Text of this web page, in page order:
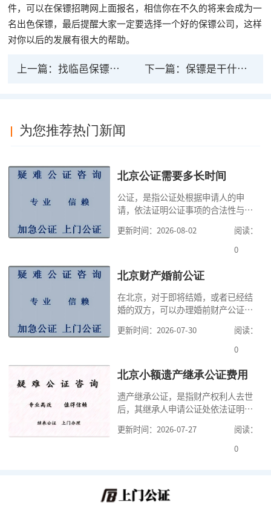
件，可以在保镖招聘网上面报名，相信你在不久的将来会成为一
名出色保镖，最后提醒大家一定要选择一个好的保镖公司，这样
对你以后的发展有很大的帮助。
上一篇：找临邑保镖公司要注意什么？怎么选择私人保镖 下一篇： 保镖是干什么的？微山保镖公司保镖的职业素养
为您推荐热门新闻
北京公证需要多长时间
公证，是指公证处根据申请人的申
请，依法证明公证事项的合法性与真
高公证事项的效力，固定证据，但是
很多人不知道在北京办理公证需要多
家，办理公证的时候除了需要按照公
道北京公证需要什么材料,北京公证需
要多少钱？北京公
更新时间：2026-08-02
阅读：
0
北京财产婚前公证
在北京，对于即将结婚，或者已经结
婚的双方，可以办理婚前财产公证，
式，可以避免个人财产引发的纠纷，
但是，在北京办理婚前财产公证，除
料外，公证咨询告诉大家，我们有必
京婚前财产公证机构？了解这些不仅
有利于我们根
更新时间：2026-07-30
阅读：
0
北京小额遗产继承公证费用
遗产继承公证，是指财产权利人去世
后，其继承人申请公证处依法证明继
的证明活动。通过公证，继承人可以
拿着享有继承权的公证书办理遗产过
费。我们在办理继承公证的时候，需
更新时间：2026-07-27
阅读：
0